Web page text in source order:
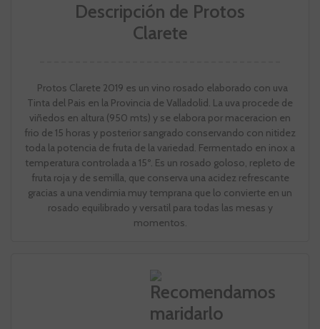
Descripción de Protos
Clarete
Protos Clarete 2019 es un vino rosado elaborado con uva
Tinta del Pais en la Provincia de Valladolid. La uva procede de
viñedos en altura (950 mts) y se elabora por maceracion en
frio de 15 horas y posterior sangrado conservando con nitidez
toda la potencia de fruta de la variedad. Fermentado en inox a
temperatura controlada a 15º. Es un rosado goloso, repleto de
fruta roja y de semilla, que conserva una acidez refrescante
gracias a una vendimia muy temprana que lo convierte en un
rosado equilibrado y versatil para todas las mesas y
momentos.